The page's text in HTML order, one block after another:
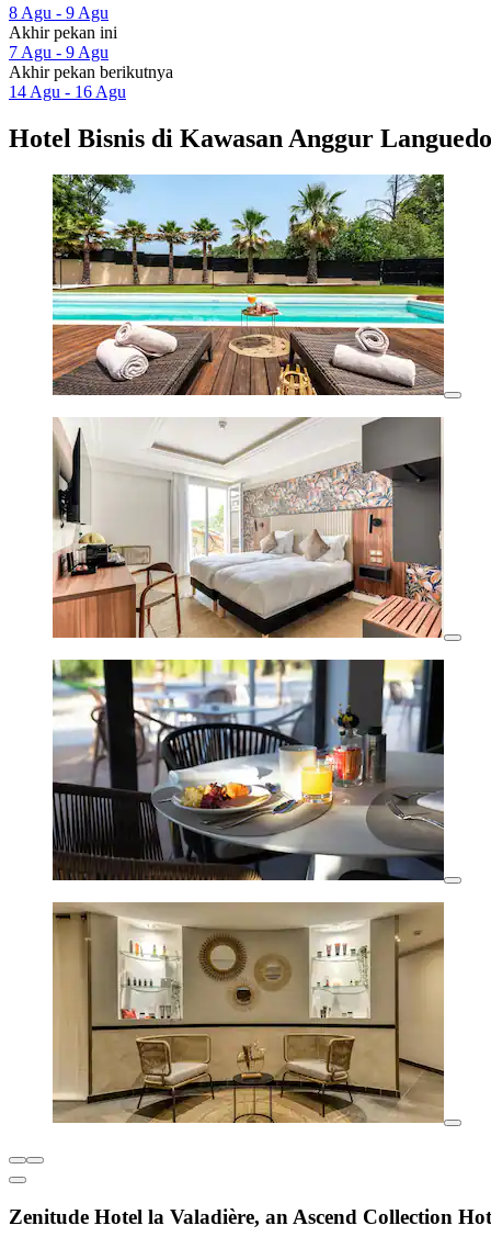
8 Agu - 9 Agu
Akhir pekan ini
7 Agu - 9 Agu
Akhir pekan berikutnya
14 Agu - 16 Agu
Hotel Bisnis di Kawasan Anggur
Zenitude Hotel la Valadière, an Ascend Collection